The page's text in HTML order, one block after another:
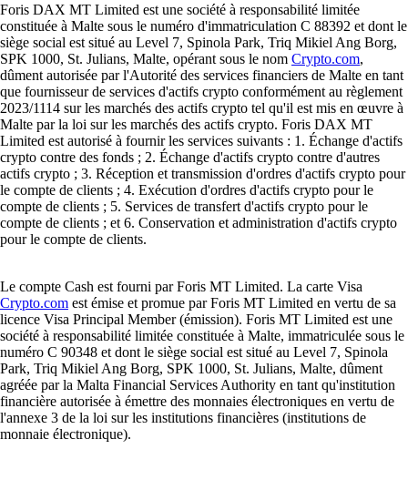
Foris DAX MT Limited est une société à responsabilité limitée
constituée à Malte sous le numéro d'immatriculation C 88392 et dont le
siège social est situé au Level 7, Spinola Park, Triq Mikiel Ang Borg,
SPK 1000, St. Julians, Malte, opérant sous le nom Crypto.com,
dûment autorisée par l'Autorité des services financiers de Malte en tant
que fournisseur de services d'actifs crypto conformément au règlement
2023/1114 sur les marchés des actifs crypto tel qu'il est mis en œuvre à
Malte par la loi sur les marchés des actifs crypto. Foris DAX MT
Limited est autorisé à fournir les services suivants : 1. Échange d'actifs
crypto contre des fonds ; 2. Échange d'actifs crypto contre d'autres
actifs crypto ; 3. Réception et transmission d'ordres d'actifs crypto pour
le compte de clients ; 4. Exécution d'ordres d'actifs crypto pour le
compte de clients ; 5. Services de transfert d'actifs crypto pour le
compte de clients ; et 6. Conservation et administration d'actifs crypto
pour le compte de clients.
Le compte Cash est fourni par Foris MT Limited. La carte Visa
Crypto.com est émise et promue par Foris MT Limited en vertu de sa
licence Visa Principal Member (émission). Foris MT Limited est une
société à responsabilité limitée constituée à Malte, immatriculée sous le
numéro C 90348 et dont le siège social est situé au Level 7, Spinola
Park, Triq Mikiel Ang Borg, SPK 1000, St. Julians, Malte, dûment
agréée par la Malta Financial Services Authority en tant qu'institution
financière autorisée à émettre des monnaies électroniques en vertu de
l'annexe 3 de la loi sur les institutions financières (institutions de
monnaie électronique).